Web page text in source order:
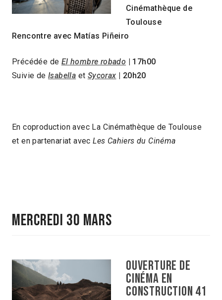
Cinémathèque de
Toulouse
Rencontre avec Matías Piñeiro
Précédée de El hombre robado | 17h00
Suivie de Isabella et Sycorax | 20h20
En coproduction avec La Cinémathèque de Toulouse
et en partenariat avecLes Cahiers du Cinéma
MERCREDI 30 MARS
Ouverture de
Cinéma en
Construction 41